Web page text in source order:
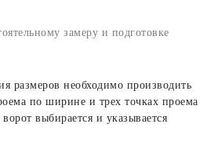
замеру и подготовке
размеров необходимо производить
по ширине и трех точках проема
выбирается и указывается